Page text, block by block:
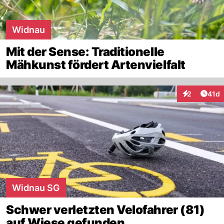
Widnau
Mit der Sense: Traditionelle
Mähkunst fördert Artenvielfalt
2
Interaktionen
41d
Widnau SG
Schwer verletzten Velofahrer (81)